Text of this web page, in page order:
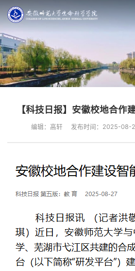
【科技日报】安徽校地合作
编辑：高轩 发布时间：2025-08-